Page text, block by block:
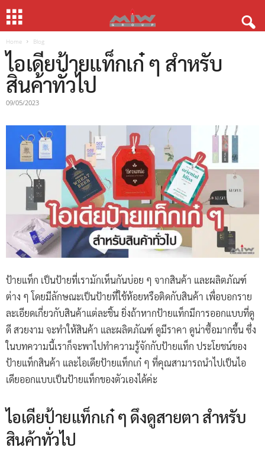
Home Blog
ไอเดียป้ายแท็กเก๋ ๆ สำหรับ
สินค้าทั่วไป
09/05/2023
ป้ายแท็ก เป็นป้ายที่เรามักเห็นกันบ่อย ๆ จากสินค้า และผลิตภัณฑ์
ต่าง ๆ โดยมีลักษณะเป็นป้ายที่ใช้ห้อยหรือติดกับสินค้า เพื่อบอกราย
ละเอียดเกี่ยวกับสินค้าแต่ละชิ้น ยิ่งถ้าหากป้ายแท็กมีการออกแบบที่ดู
ดี สวยงาม จะทำให้สินค้า และผลิตภัณฑ์ ดูมีราคา ดูน่าซื้อมากขึ้น ซึ่ง
ในบทความนี้เราก็จะพาไปทำความรู้จักกับป้ายแท็ก ประโยชน์ของ
ป้ายแท็กสินค้า และไอเดียป้ายแท็กเก๋ ๆ ที่คุณสามารถนำไปเป็นไอ
เดียออกแบบเป็นป้ายแท็กของตัวเองได้ค่ะ
ไอเดียป้ายแท็กเก๋ ๆ ดึงดูสายตา สำหรับ
สินค้าทั่วไป